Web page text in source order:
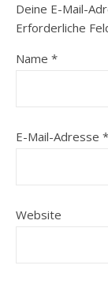
Deine E-Mail-
Erforderliche
Name *
E-Mail-Adresse *
Website